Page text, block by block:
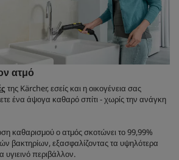
ατμό
της Kärcher, εσείς και η οικογένεια σας
ένα άψογα καθαρό σπίτι - χωρίς την ανάγκη
καθαρισμού ο ατμός σκοτώνει το 99,99%
βακτηρίων, εξασφαλίζοντας τα υψηλότερα
υγιεινό περιβάλλον.